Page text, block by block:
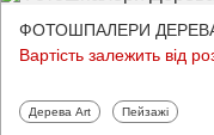
ФОТОШПАЛЕРИ ДЕРЕВА
Вартість залежить від
Фотошпалери
Дерева Art Фотошпалери
Пейзажі